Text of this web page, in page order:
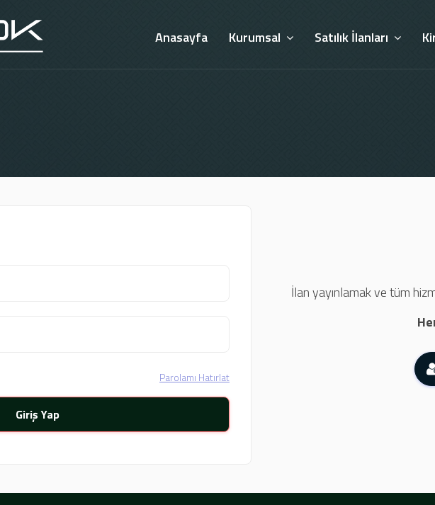
Anasayfa Kurumsal Satılık İlanları
Parolamı Hatırlat
Giriş Yap
İlan yayınlamak ve tüm